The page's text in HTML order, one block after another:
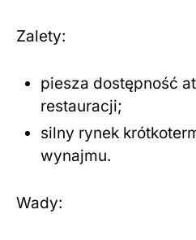
Zalety:
piesza dostępność
restauracji;
silny rynek
wynajmu.
Wady: